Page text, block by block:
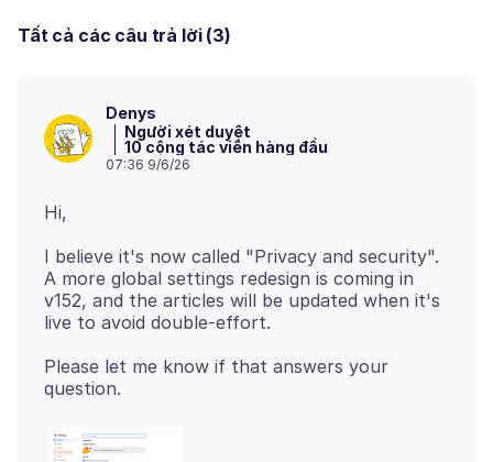
Tất cả các câu trả lời (3)
Denys
Người xét duyệt
10 cộng tác viên hàng đầu
07:36 9/6/26
I believe it's now called "Privacy and security".
A more global settings redesign is coming in
v152, and the articles will be updated when it's
Please let me know if that answers your